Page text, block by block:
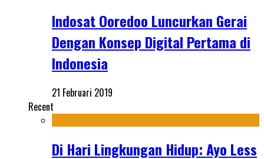
Indosat Ooredoo Luncurkan Gerai
Dengan Konsep Digital Pertama di
Indonesia
21 Februari 2019
Recent
Di Hari Lingkungan Hidup: Ayo Less